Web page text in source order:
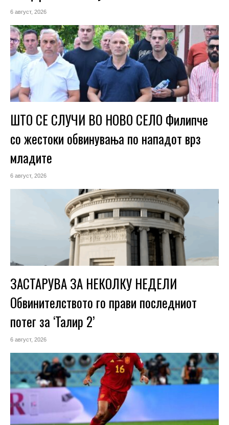
6 август, 2026
ШТО СЕ СЛУЧИ ВО НОВО СЕЛО Филипче
со жестоки обвинувања по нападот врз
младите
6 август, 2026
ЗАСТАРУВА ЗА НЕКОЛКУ НЕДЕЛИ
Обвинителството го прави последниот
потег за ‘Талир 2’
6 август, 2026